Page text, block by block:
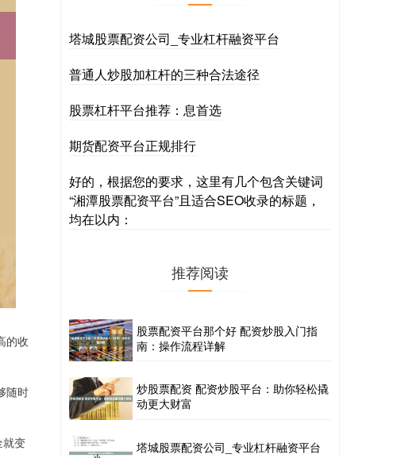
的收
随时
就变
塔城股票配资公司_专业杠杆融资平台
普通人炒股加杠杆的三种合法途径
股票杠杆平台推荐：息首选
期货配资平台正规排行
好的，根据您的要求，这里有几个包含关键词
“湘潭股票配资平台”且适合SEO收录的标题，
均在以内：
推荐阅读
股票配资平台那个好 配资炒股入门指
南：操作流程详解
炒股票配资 配资炒股平台：助你轻松撬
动更大财富
塔城股票配资公司_专业杠杆融资平台